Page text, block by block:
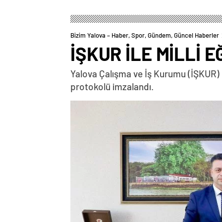
Bizim Yalova – Haber, Spor, Gündem, Güncel Haberler
İŞKUR İLE MİLLİ
Yalova Çalışma ve İş Kurumu
protokolü imzalandı.